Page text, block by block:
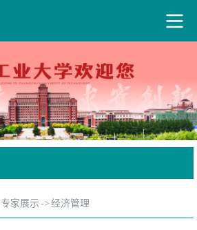
专家展示 -> 经济管理